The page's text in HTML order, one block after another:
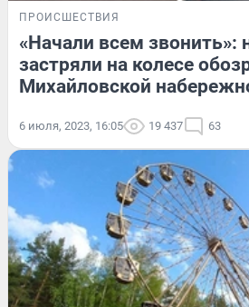
ПРОИСШЕСТВИЯ
«Начали всем звонить»:
застряли на колесе
Михайловской
6 июля, 2023, 16:05 19 437 63